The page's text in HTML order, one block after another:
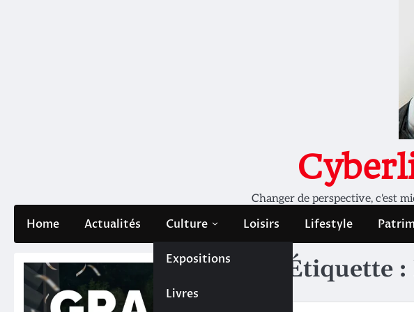
Changer de perspective, c'est
Home Actualités Culture
Expositions
Livres
Loisirs Lifestyle
Étiquette :